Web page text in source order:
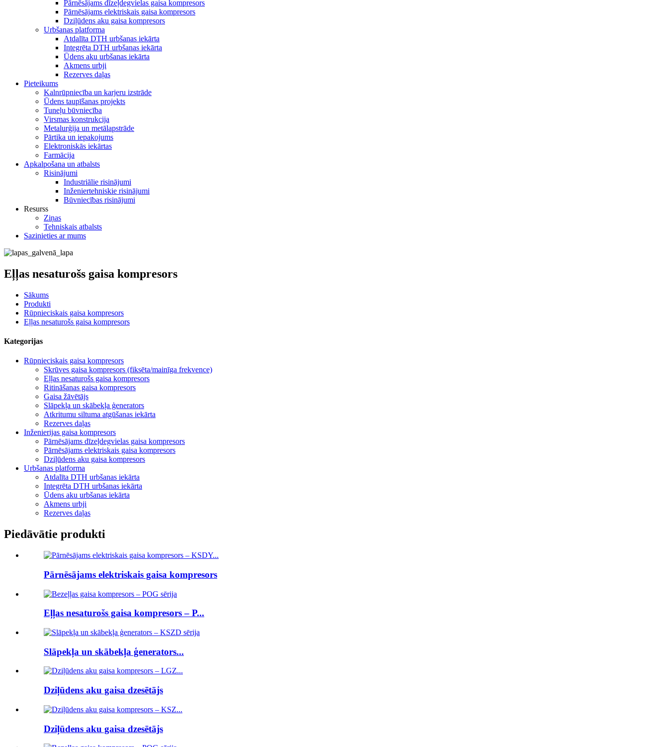
Pārnēsājams dīzeļdegvielas gaisa kompresors
Pārnēsājams elektriskais gaisa kompresors
Dziļūdens aku gaisa kompresors
Urbšanas platforma
Atdalīta DTH urbšanas iekārta
Integrēta DTH urbšanas iekārta
Ūdens aku urbšanas iekārta
Akmens urbji
Rezerves daļas
Pieteikums
Kalnrūpniecība un karjeru izstrāde
Ūdens taupīšanas projekts
Tuneļu būvniecība
Virsmas konstrukcija
Metalurģija un metālapstrāde
Pārtika un iepakojums
Elektroniskās iekārtas
Farmācija
Apkalpošana un atbalsts
Risinājumi
Industriālie risinājumi
Inženiertehniskie risinājumi
Būvniecības risinājumi
Resurss
Ziņas
Tehniskais atbalsts
Sazinieties ar mums
Eļļas nesaturošs gaisa kompresors
Sākums
Produkti
Rūpnieciskais gaisa kompresors
Eļļas nesaturošs gaisa kompresors
Kategorijas
Rūpnieciskais gaisa kompresors
Skrūves gaisa kompresors (fiksēta/mainīga frekvence)
Eļļas nesaturošs gaisa kompresors
Ritināšanas gaisa kompresors
Gaisa žāvētājs
Slāpekļa un skābekļa ģenerators
Atkritumu siltuma atgūšanas iekārta
Rezerves daļas
Inženierijas gaisa kompresors
Pārnēsājams dīzeļdegvielas gaisa kompresors
Pārnēsājams elektriskais gaisa kompresors
Dziļūdens aku gaisa kompresors
Urbšanas platforma
Atdalīta DTH urbšanas iekārta
Integrēta DTH urbšanas iekārta
Ūdens aku urbšanas iekārta
Akmens urbji
Rezerves daļas
Piedāvātie produkti
Pārnēsājams elektriskais gaisa kompresors
Eļļas nesaturošs gaisa kompresors – P...
Slāpekļa un skābekļa ģenerators...
Dziļūdens aku gaisa dzesētājs
Dziļūdens aku gaisa dzesētājs